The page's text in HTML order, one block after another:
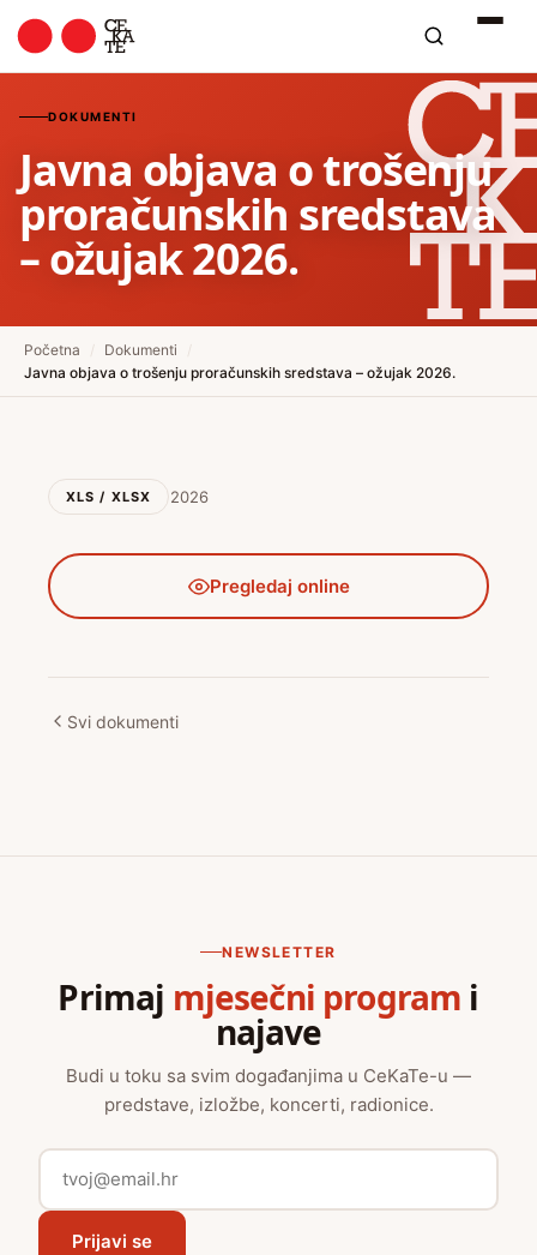
DOKUMENTI
Javna objava o trošenju
proračunskih sredstava
– ožujak 2026.
Početna Dokumenti
Javna objava o trošenju proračunskih sredstava – ožujak 2026.
XLS / XLSX 2026
Pregledaj online
Svi dokumenti
NEWSLETTER
Primaj mjesečni program i
najave
Budi u toku sa svim događanjima u CeKaTe-u —
predstave, izložbe, koncerti, radionice.
Prijavi se